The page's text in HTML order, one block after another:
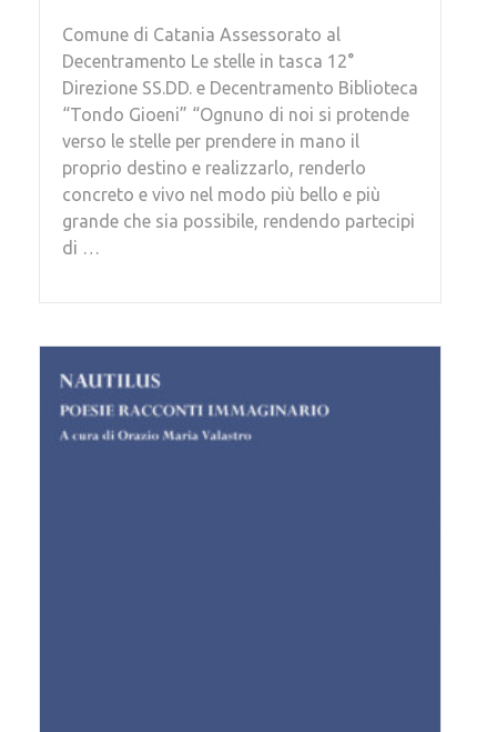
Comune di Catania Assessorato al
Decentramento Le stelle in tasca 12°
Direzione SS.DD. e Decentramento Biblioteca
“Tondo Gioeni” “Ognuno di noi si protende
verso le stelle per prendere in mano il
proprio destino e realizzarlo, renderlo
concreto e vivo nel modo più bello e più
grande che sia possibile, rendendo partecipi
di …